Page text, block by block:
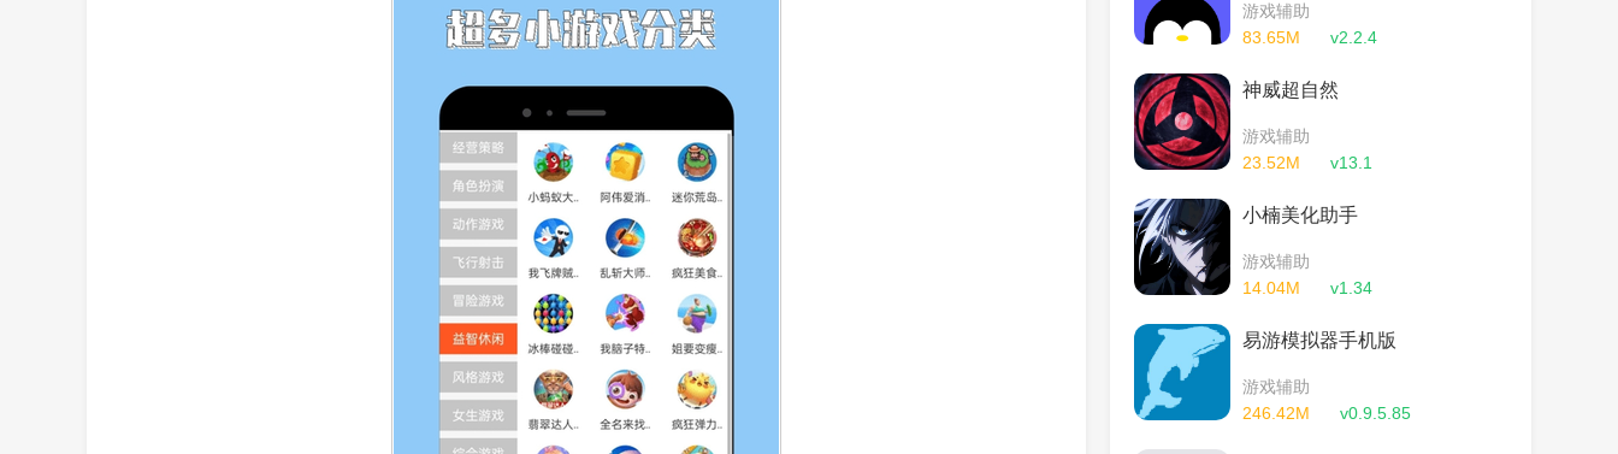
游戏辅助
83.65M
v2.2.4
神威超自然
游戏辅助
23.52M
v13.1
小楠美化助手
游戏辅助
14.04M
v1.34
易游模拟器手机版
游戏辅助
246.42M
v0.9.5.85